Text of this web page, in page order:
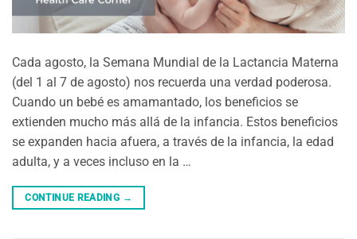
Cada agosto, la Semana Mundial de la Lactancia Materna
(del 1 al 7 de agosto) nos recuerda una verdad poderosa.
Cuando un bebé es amamantado, los beneficios se
extienden mucho más allá de la infancia. Estos beneficios
se expanden hacia afuera, a través de la infancia, la edad
adulta, y a veces incluso en la …
CONTINUE READING →